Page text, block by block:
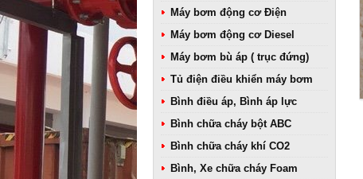
Máy bơm động cơ Điện
Máy bơm động cơ Diesel
Máy bơm bù áp ( trục đứng)
Tủ điện điều khiển máy bơm
Bình điều áp, Bình áp lực
Bình chữa cháy bột ABC
Bình chữa cháy khí CO2
Bình, Xe chữa cháy Foam